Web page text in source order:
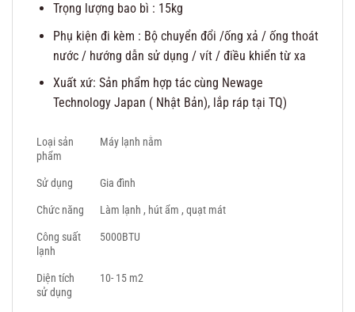
Trọng lượng bao bì : 15kg
Phụ kiện đi kèm : Bộ chuyển đổi /ống xả / ống thoát
nước / hướng dẫn sử dụng / vít / điều khiển từ xa
Xuất xứ: Sản phẩm hợp tác cùng Newage
Technology Japan ( Nhật Bản), lắp ráp tại TQ)
Loại sản
phẩm
Máy lạnh nằm
Sử dụng
Gia đình
Chức năng
Làm lạnh , hút ẩm , quạt mát
Công suất
lạnh
5000BTU
Diện tích
sử dụng
10- 15 m2